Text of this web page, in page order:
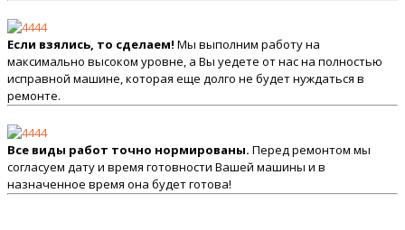
Если взялись, то сделаем! Мы выполним работу на
максимально высоком уровне, а Вы уедете от нас на полностью
исправной машине, которая еще долго не будет нуждаться в
ремонте.
Все виды работ точно нормированы. Перед ремонтом мы
согласуем дату и время готовности Вашей машины и в
назначенное время она будет готова!